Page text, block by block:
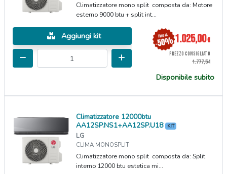
Climatizzatore mono split composta da: Motore
esterno 9000 btu + split int...
Aggiungi kit 1.025,00€
PREZZO CONSIGLIATO
1.777,54
Disponibile subito
Climatizzatore 12000btu
AA12SP.NS1+AA12SP.U18 KIT
LG
CLIMA MONOSPLIT
Climatizzatore mono split composta da: Split
interno 12000 btu estetica mi...